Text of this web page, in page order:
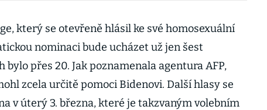
který se otevřeně hlásil ke své homosexuální
nominaci bude ucházet už jen šest
bylo přes 20. Jak poznamenala agentura AFP,
zcela určitě pomoci Bidenovi. Další hlasy se
v úterý 3. března, které je takzvaným volebním